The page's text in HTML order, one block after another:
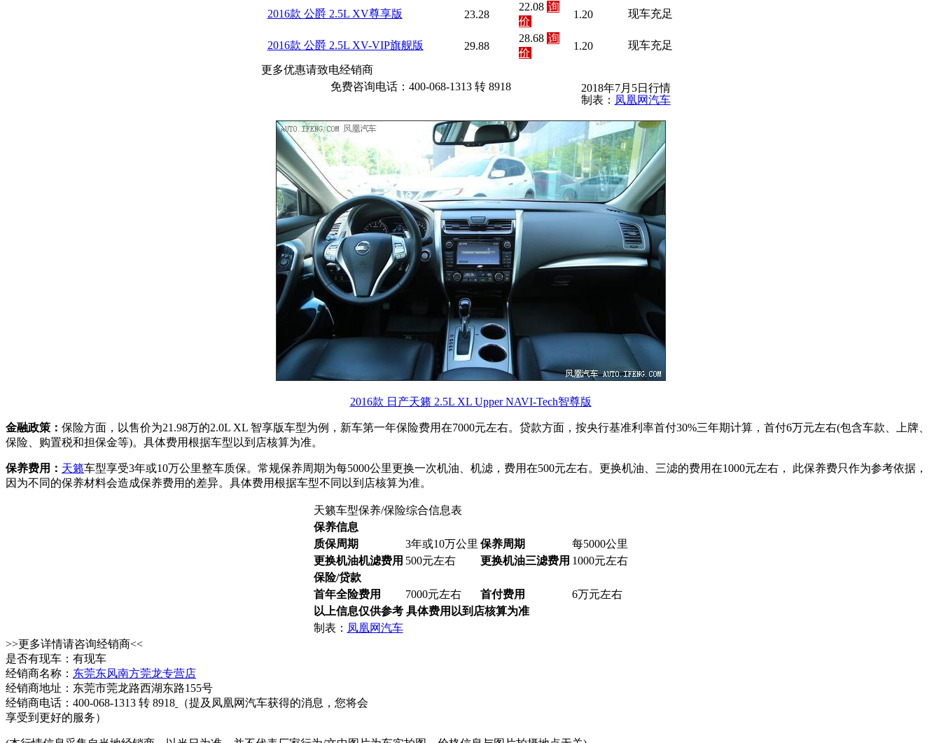
2016款 公爵 2.5L XV尊享版 23.28
22.08 询
价
1.20 现车充足
2016款 公爵 2.5L XV-VIP旗舰版 29.88
28.68 询
价
1.20 现车充足
更多优惠请致电经销商
免费咨询电话：400-068-1313 转 8918
2018年7月5日行情
制表： 凤凰网汽车
2016款 日产天籁 2.5L XL Upper NAVI-Tech智尊版
金融政策： 保险方面，以售价为21.98万的2.0L XL 智享版车型为例，新车第一年保险费用在7000元左右。贷款方面，按央行基准利率首付30%三年期计算，首付6万元左右(包含车款、上牌、
保险、购置税和担保金等)。具体费用根据车型以到店核算为准。
保养费用： 天籁车型享受3年或10万公里整车质保。常规保养周期为每5000公里更换一次机油、机滤，费用在500元左右。更换机油、三滤的费用在1000元左右， 此保养费只作为参考依据，
因为不同的保养材料会造成保养费用的差异。具体费用根据车型不同以到店核算为准。
天籁车型保养/保险综合信息表
保养信息
质保周期
3年或10万公里 保养周期
每5000公里
更换机油机滤费用 500元左右 更换机油三滤费用 1000元左右
保险/贷款
首年全险费用
7000元左右 首付费用
6万元左右
以上信息仅供参考 具体费用以到店核算为准
制表： 凤凰网汽车
>>更多详情请咨询经销商<<
是否有现车：有现车
经销商名称： 东莞东风南方莞龙专营店
经销商地址：东莞市莞龙路西湖东路155号
经销商电话：400-068-1313 转 8918
（提及凤凰网汽车获得的消息，您将会
享受到更好的服务）